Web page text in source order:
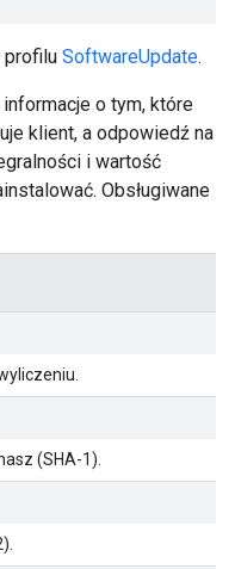
profilu SoftwareUpdate.
o tym, które
klient, a odpowiedź na
i wartość
Obsługiwane
(SHA-1).